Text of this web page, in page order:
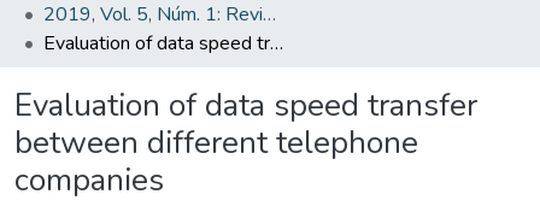
2019, Vol. 5, Núm. 1: Revista de Iniciación Científica
Evaluation of data speed transfer between different telephone companies
Evaluation of data speed transfer
between different telephone
companies